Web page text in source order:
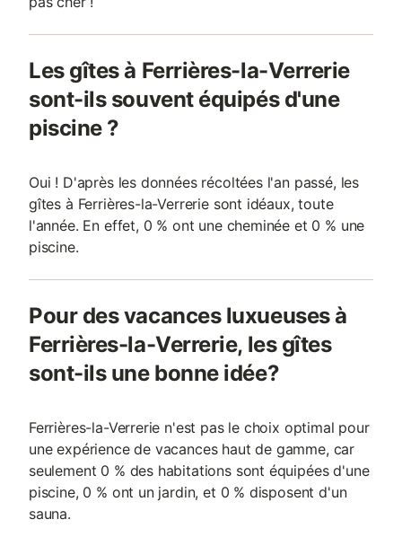
Les gîtes à Ferrières-la-Verrerie
sont-ils souvent équipés d'une
piscine ?
Oui ! D'après les données récoltées l'an passé, les
gîtes à Ferrières-la-Verrerie sont idéaux, toute
l'année. En effet, 0 % ont une cheminée et 0 % une
piscine.
Pour des vacances luxueuses à
Ferrières-la-Verrerie, les gîtes
sont-ils une bonne idée?
Ferrières-la-Verrerie n'est pas le choix optimal pour
une expérience de vacances haut de gamme, car
seulement 0 % des habitations sont équipées d'une
piscine, 0 % ont un jardin, et 0 % disposent d'un
sauna.